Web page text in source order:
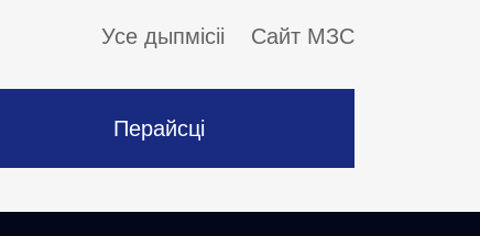
Усе дыпмісіі Сайт МЗС
Перайсці